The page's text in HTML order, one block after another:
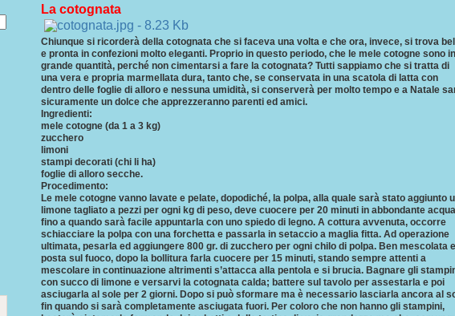
La cotognata
Chiunque si ricorderà della cotognata che si faceva una volta e che ora, invece, si trova
e pronta in confezioni molto eleganti. Proprio in questo periodo, che le mele cotogne sono in
grande quantità, perché non cimentarsi a fare la cotognata? Tutti sappiamo che si tratta di
una vera e propria marmellata dura, tanto che, se conservata in una scatola di latta con
dentro delle foglie di alloro e nessuna umidità, si conserverà per molto tempo e a Natale
sicuramente un dolce che apprezzeranno parenti ed amici.
Ingredienti:
mele cotogne (da 1 a 3 kg)
zucchero
limoni
stampi decorati (chi li ha)
foglie di alloro secche.
Procedimento:
Le mele cotogne vanno lavate e pelate, dopodiché, la polpa, alla quale sarà stato aggiunto
limone tagliato a pezzi per ogni kg di peso, deve cuocere per 20 minuti in abbondante
fino a quando sarà facile appuntarla con uno spiedo di legno. A cottura avvenuta, occorre
schiacciare la polpa con una forchetta e passarla in setaccio a maglia fitta. Ad operazione
ultimata, pesarla ed aggiungere 800 gr. di zucchero per ogni chilo di polpa. Ben mescolata e
posta sul fuoco, dopo la bollitura farla cuocere per 15 minuti, stando sempre attenti a
mescolare in continuazione altrimenti s’attacca alla pentola e si brucia. Bagnare gli
con succo di limone e versarvi la cotognata calda; battere sul tavolo per assestarla e poi
asciugarla al sole per 2 giorni. Dopo si può sformare ma è necessario lasciarla ancora al
fin quando si sarà completamente asciugata fuori. Per coloro che non hanno gli stampini,